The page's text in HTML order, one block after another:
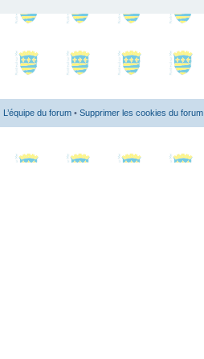
L’équipe du forum • Supprimer les cookies du forum